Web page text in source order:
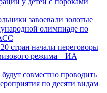
завоевали золотые
олимпиаде по
стран начали переговоры
режима – ИА
совместно проводить
по десяти видам